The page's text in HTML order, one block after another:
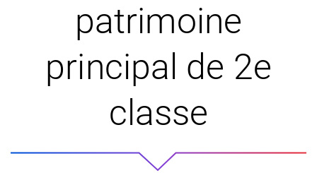
patrimoine
principal de 2e
classe